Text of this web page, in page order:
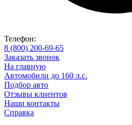
Телефон:
8 (800) 200-69-65
Заказать звонок
На главную
Автомобили до 160 л.с.
Подбор авто
Отзывы клиентов
Наши контакты
Справка